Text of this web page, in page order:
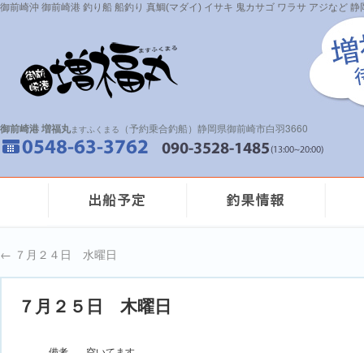
御前崎沖 御前崎港 釣り船 船釣り 真鯛(マダイ) イサキ 鬼カサゴ ワラサ アジなど
御前崎港 増福丸ますふくまる （予約乗合釣船）静岡県御前崎市白羽3660
← ７月２４日 水曜日
７月２５日 木曜日